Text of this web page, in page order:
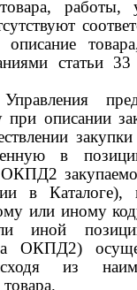
работы,
описание
статьи
при описании
закупки
в
в Каталоге),
или иному
иной
ОКПД2)
из